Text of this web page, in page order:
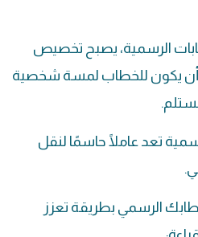
الرسمية، يصبح تخصيص
أن يكون للخطاب لمسة شخصية
تعد عاملًا حاسمًا لنقل
الرسمي بطريقة تعزز